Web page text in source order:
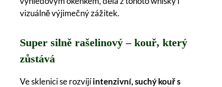
vizuálně výjimečný zážitek.
Super silně rašelinový – kouř, který
zůstává
Ve sklenici se rozvíjíintenzivní, suchý kouř s